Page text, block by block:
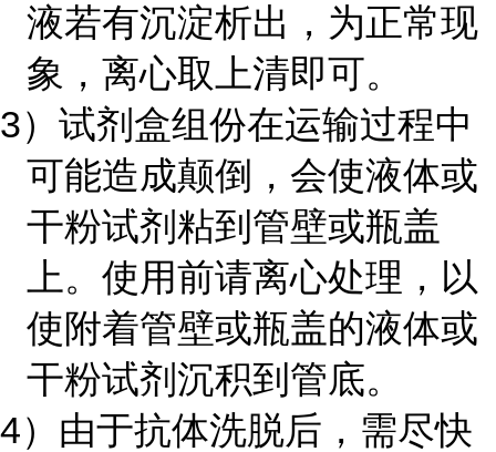
液若有沉淀析出，为正常现
象，离心取上清即可。
3）试剂盒组份在运输过程中
可能造成颠倒，会使液体或
干粉试剂粘到管壁或瓶盖
上。使用前请离心处理，以
使附着管壁或瓶盖的液体或
干粉试剂沉积到管底。
4）由于抗体洗脱后，需尽快